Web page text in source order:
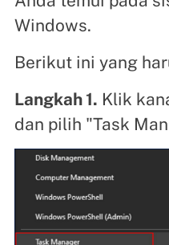
Windows.
Berikut ini yang
Langkah 1. Klik
dan pilih "Task